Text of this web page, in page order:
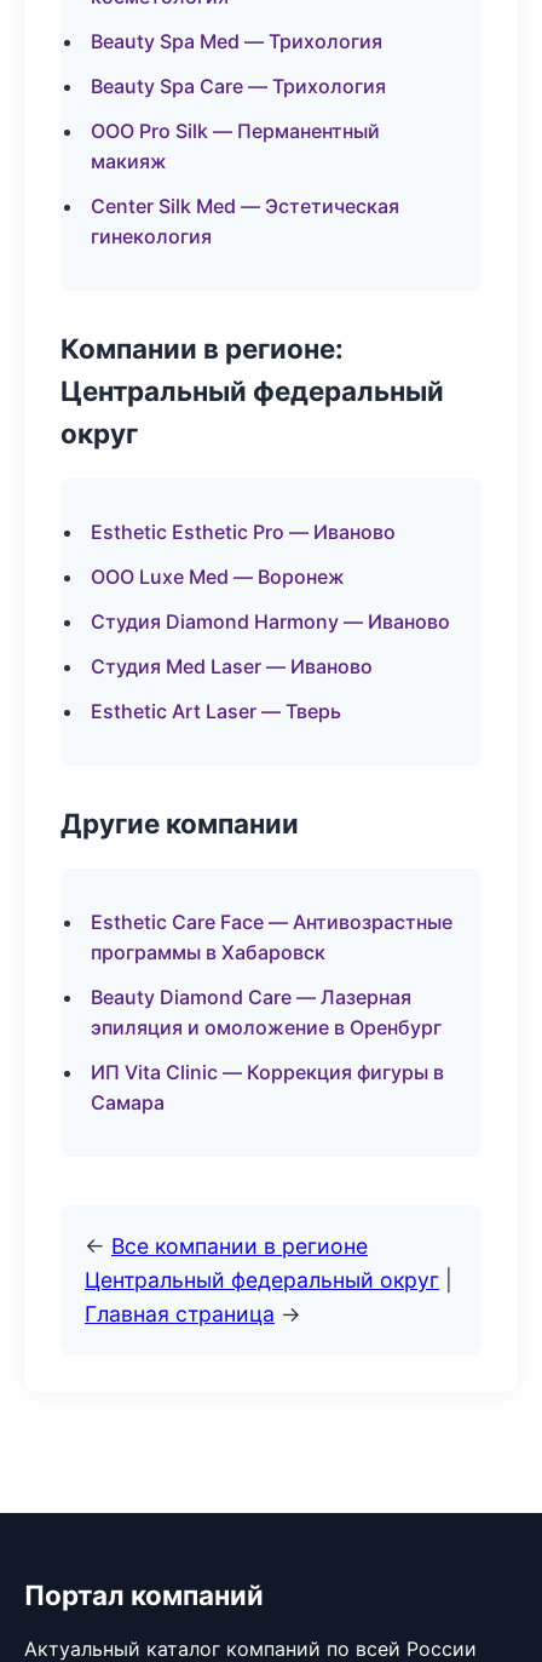
Beauty Spa Med — Трихология
Beauty Spa Care — Трихология
ООО Pro Silk — Перманентный
макияж
Center Silk Med — Эстетическая
гинекология
Компании в регионе:
Центральный федеральный
округ
Esthetic Esthetic Pro — Иваново
ООО Luxe Med — Воронеж
Студия Diamond Harmony — Иваново
Студия Med Laser — Иваново
Esthetic Art Laser — Тверь
Другие компании
Esthetic Care Face — Антивозрастные
программы в Хабаровск
Beauty Diamond Care — Лазерная
эпиляция и омоложение в Оренбург
ИП Vita Clinic — Коррекция фигуры в
Самара
← Все компании в регионе
Центральный федеральный округ
Главная страница →
Портал компаний
Актуальный каталог компаний по всей России